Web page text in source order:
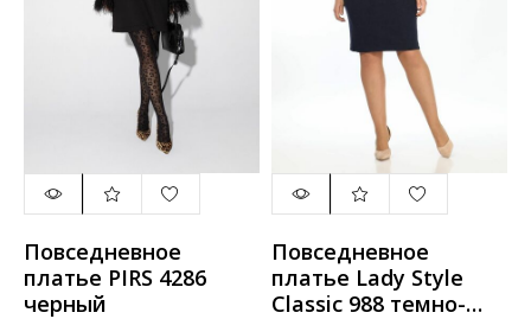
Повседневное
платье PIRS 4286
черный
Повседневное
платье Lady Style
Classic 988 темно-